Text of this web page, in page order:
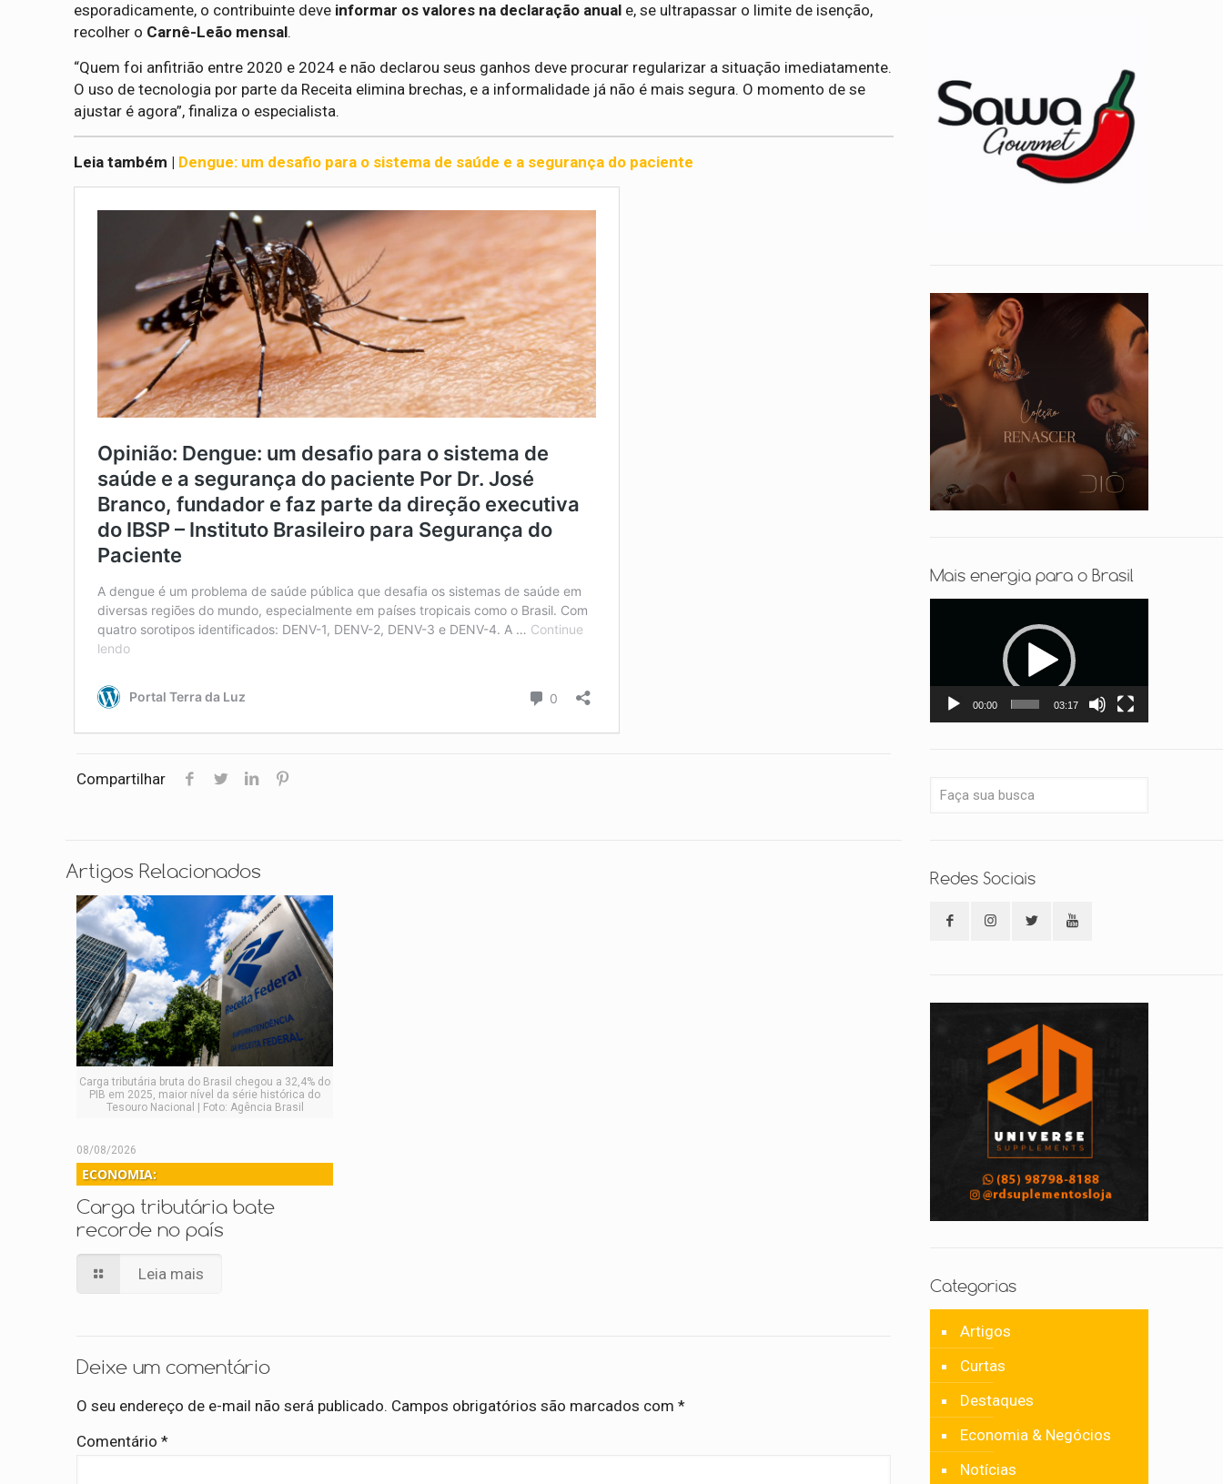
esporadicamente, o contribuinte deve informar os valores na declaração anual e, se ultrapassar o limite de isenção,
recolher o Carnê-Leão mensal.
“Quem foi anfitrião entre 2020 e 2024 e não declarou seus ganhos deve procurar regularizar a situação imediatamente.
O uso de tecnologia por parte da Receita elimina brechas, e a informalidade já não é mais segura. O momento de se
ajustar é agora”, finaliza o especialista.
Leia também | Dengue: um desafio para o sistema de saúde e a segurança do paciente
Compartilhar
Artigos Relacionados
Carga tributária bruta do Brasil chegou a 32,4% do
PIB em 2025, maior nível da série histórica do
Tesouro Nacional | Foto: Agência Brasil
08/08/2026
ECONOMIA:
Carga tributária bate
recorde no país
Leia mais
Deixe um comentário
O seu endereço de e-mail não será publicado. Campos obrigatórios são marcados com *
Comentário *
Mais energia para o Brasil
00:00 03:17
Redes Sociais
Categorias
Artigos
Curtas
Destaques
Economia & Negócios
Notícias